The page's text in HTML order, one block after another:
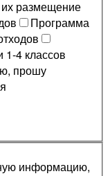
размещение
Программа
4 классов
прошу
информацию,